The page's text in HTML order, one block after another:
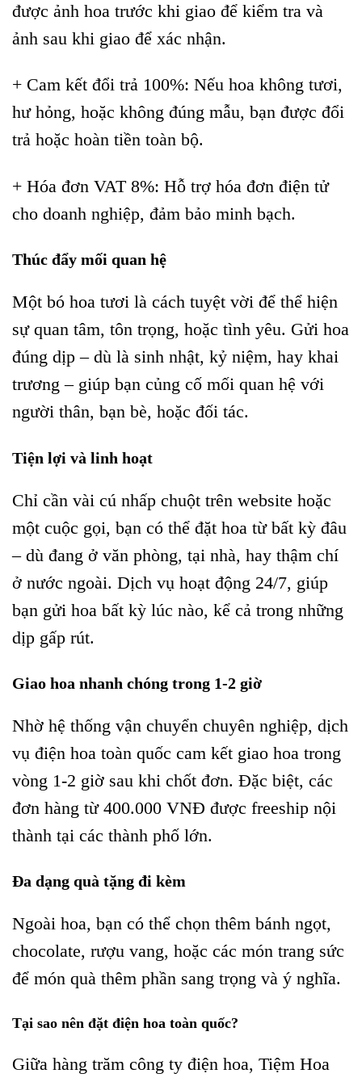
được ảnh hoa trước khi giao để kiểm tra và
ảnh sau khi giao để xác nhận.
+ Cam kết đổi trả 100%: Nếu hoa không tươi,
hư hỏng, hoặc không đúng mẫu, bạn được đổi
trả hoặc hoàn tiền toàn bộ.
+ Hóa đơn VAT 8%: Hỗ trợ hóa đơn điện tử
cho doanh nghiệp, đảm bảo minh bạch.
Thúc đẩy mối quan hệ
Một bó hoa tươi là cách tuyệt vời để thể hiện
sự quan tâm, tôn trọng, hoặc tình yêu. Gửi hoa
đúng dịp – dù là sinh nhật, kỷ niệm, hay khai
trương – giúp bạn củng cố mối quan hệ với
người thân, bạn bè, hoặc đối tác.
Tiện lợi và linh hoạt
Chỉ cần vài cú nhấp chuột trên website hoặc
một cuộc gọi, bạn có thể đặt hoa từ bất kỳ đâu
– dù đang ở văn phòng, tại nhà, hay thậm chí
ở nước ngoài. Dịch vụ hoạt động 24/7, giúp
bạn gửi hoa bất kỳ lúc nào, kể cả trong những
dịp gấp rút.
Giao hoa nhanh chóng trong 1-2 giờ
Nhờ hệ thống vận chuyển chuyên nghiệp, dịch
vụ điện hoa toàn quốc cam kết giao hoa trong
vòng 1-2 giờ sau khi chốt đơn. Đặc biệt, các
đơn hàng từ 400.000 VNĐ được freeship nội
thành tại các thành phố lớn.
Đa dạng quà tặng đi kèm
Ngoài hoa, bạn có thể chọn thêm bánh ngọt,
chocolate, rượu vang, hoặc các món trang sức
để món quà thêm phần sang trọng và ý nghĩa.
Tại sao nên đặt điện hoa toàn quốc?
Giữa hàng trăm công ty điện hoa, Tiệm Hoa